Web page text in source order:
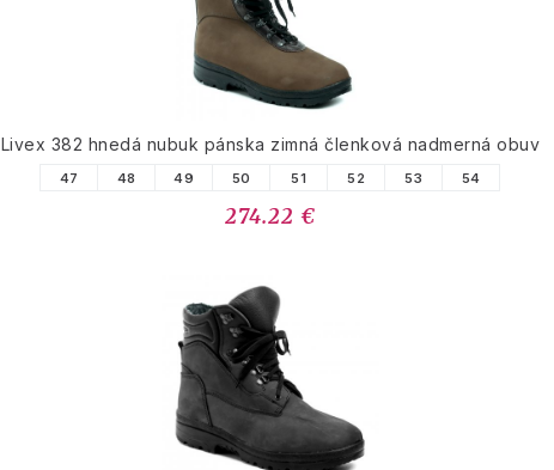
Livex 382 hnedá nubuk pánska zimná členková nadmerná obuv
47 48 49 50 51 52 53 54
274.22 €